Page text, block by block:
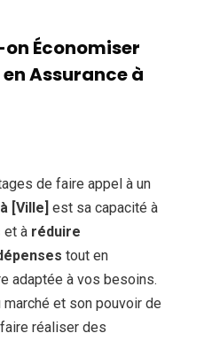
Économiser
Assurance à
de faire appel à un
[Ville] est sa capacité à
et à réduire
tout en
adaptée à vos besoins.
et son pouvoir de
réaliser des